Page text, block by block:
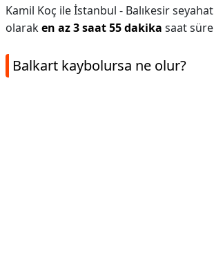
Kamil Koç ile İstanbul - Balıkesir
olaraken az 3 saat 55 dakika saat
Balkart kaybolursa ne olur?